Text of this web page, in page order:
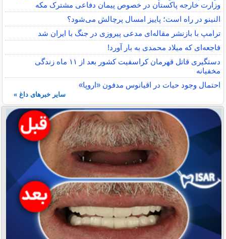
وزارت خارجه پاکستان در خصوص پیمان دفاعی مشترک مکه
النینو در راه است؛ پاییز امسال پرچالش می‌شود؟
ترامپ با بازنشر مقاله‌ای مدعی پیروزی در جنگ با ایران شد
فاجعه‌ای که میلاد محمدی به بار آورد!
دستگیری قاتل قهرمان کراسفیت کشور بعد از ۱۱ ماه زندگی
مخفیانه
احتمال وجود حیات در اقیانوس مدفون «اروپا»
سایر خبرهای داغ »